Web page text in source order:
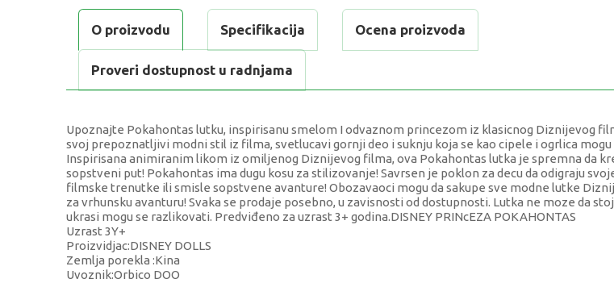
O proizvodu Specifikacija Ocena proizvoda
Proveri dostupnost u radnjama
Upoznajte Pokahontas lutku, inspirisanu smelom I odvaznom princezom iz klasicnog Diznijevog
svoj prepoznatljivi modni stil iz filma, svetlucavi gornji deo i suknju koja se kao cipele i ogrlica mogu
Inspirisana animiranim likom iz omiljenog Diznijevog filma, ova Pokahontas lutka je spremna da
sopstveni put! Pokahontas ima dugu kosu za stilizovanje! Savrsen je poklon za decu da odigraju
filmske trenutke ili smisle sopstvene avanture! Obozavaoci mogu da sakupe sve modne lutke
za vrhunsku avanturu! Svaka se prodaje posebno, u zavisnosti od dostupnosti. Lutka ne moze da
ukrasi mogu se razlikovati. Predviđeno za uzrast 3+ godina.DISNEY PRINcEZA POKAHONTAS
Uzrast 3Y+
Proizvidjac:DISNEY DOLLS
Zemlja porekla :Kina
Uvoznik:Orbico DOO